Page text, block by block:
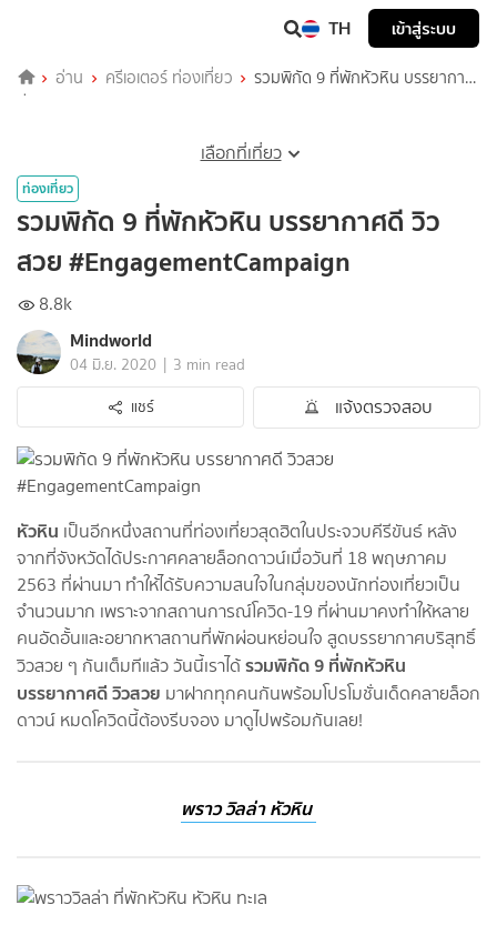
TH เข้าสู่ระบบ
อ่าน ครีเอเตอร์ ท่องเที่ยว
รวมพิกัด 9 ที่พักหัวหิน บรรยากาศ
ดี วิวสวย #EngagementCampaign
เลือกที่เที่ยว
ท่องเที่ยว
รวมพิกัด 9 ที่พักหัวหิน บรรยากาศดี วิว
สวย #EngagementCampaign
8.8k
Mindworld
04 มิ.ย. 2020 | 3 min read
แชร์
แจ้งตรวจสอบ
หัวหิน เป็นอีกหนึ่งสถานที่ท่องเที่ยวสุดฮิตในประจวบคีรีขันธ์ หลัง
จากที่จังหวัดได้ประกาศคลายล็อกดาวน์เมื่อวันที่ 18 พฤษภาคม
2563 ที่ผ่านมา ทำให้ได้รับความสนใจในกลุ่มของนักท่องเที่ยวเป็น
จำนวนมาก เพราะจากสถานการณ์โควิด-19 ที่ผ่านมาคงทำให้หลาย
คนอัดอั้นและอยากหาสถานที่พักผ่อนหย่อนใจ สูดบรรยากาศบริสุทธิ์
วิวสวย ๆ กันเต็มทีแล้ว วันนี้เราได้รวมพิกัด 9 ที่พักหัวหิน
บรรยากาศดี วิวสวย มาฝากทุกคนกันพร้อมโปรโมชั่นเด็ดคลายล็อก
ดาวน์ หมดโควิดนี้ต้องรีบจอง มาดูไปพร้อมกันเลย!
พราว วิลล่า หัวหิน